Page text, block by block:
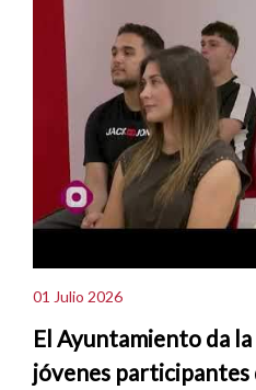
01 Julio 2026
El Ayuntamiento da
jóvenes participantes